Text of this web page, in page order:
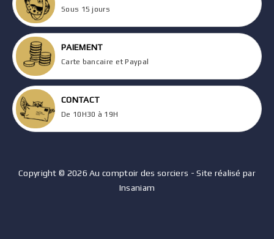
Sous 15 jours
PAIEMENT
Carte bancaire et Paypal
CONTACT
De 10H30 à 19H
Copyright © 2026 Au comptoir des sorciers - Site réalisé par
Insaniam